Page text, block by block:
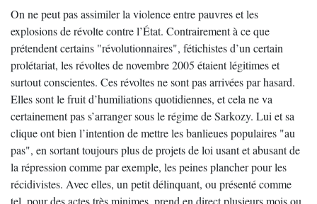
On ne peut pas assimiler la violence entre pauvres et les
explosions de révolte contre l’État. Contrairement à ce que
prétendent certains "révolutionnaires", fétichistes d’un certain
prolétariat, les révoltes de novembre 2005 étaient légitimes et
surtout conscientes. Ces révoltes ne sont pas arrivées par hasard.
Elles sont le fruit d’humiliations quotidiennes, et cela ne va
certainement pas s’arranger sous le régime de Sarkozy. Lui et sa
clique ont bien l’intention de mettre les banlieues populaires "au
pas", en sortant toujours plus de projets de loi usant et abusant de
la répression comme par exemple, les peines plancher pour les
récidivistes. Avec elles, un petit délinquant, ou présenté comme
tel, pour des actes très minimes, prend en direct plusieurs mois ou